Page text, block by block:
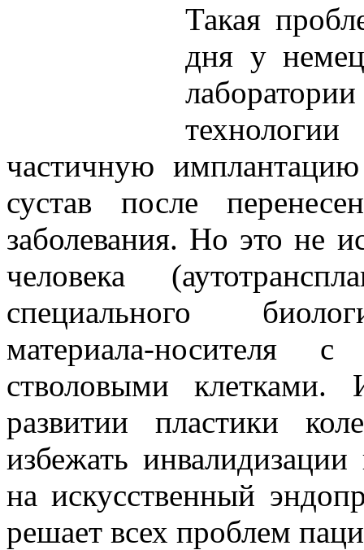
Такая
дня у
частичную
сустав после
заболевания. Но это не
человека
специального
материала-носителя
стволовыми
развитии пластики
избежать
на искусственный
решает всех проблем